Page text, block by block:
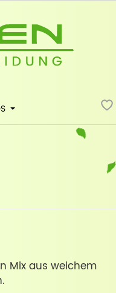
Mix aus weichem